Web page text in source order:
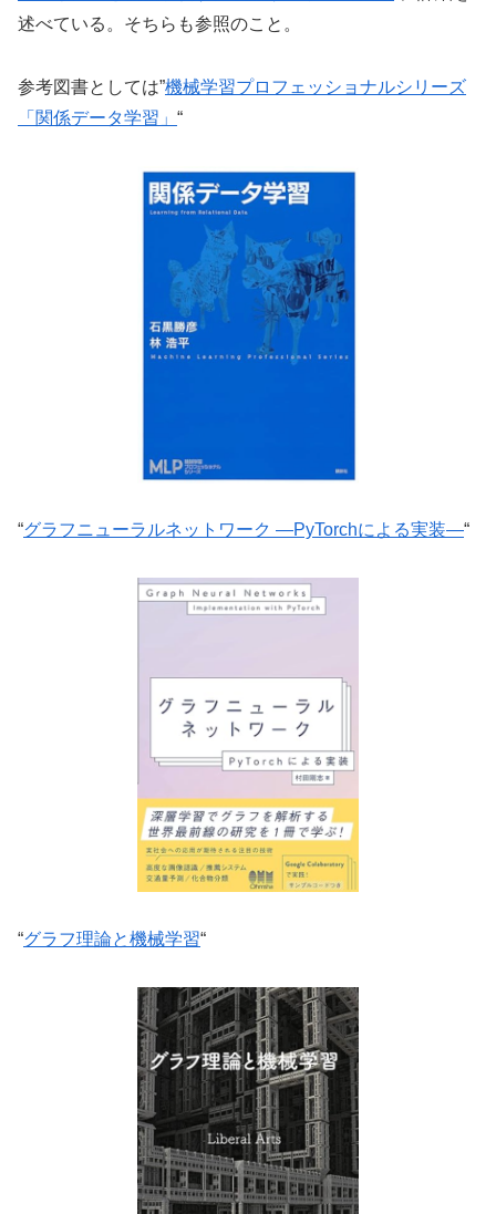
述べている。そちらも参照のこと。
参考図書としては”機械学習プロフェッショナルシリーズ
「関係データ学習」 “
“グラフニューラルネットワーク ―PyTorchによる実装―“
“グラフ理論と機械学習“